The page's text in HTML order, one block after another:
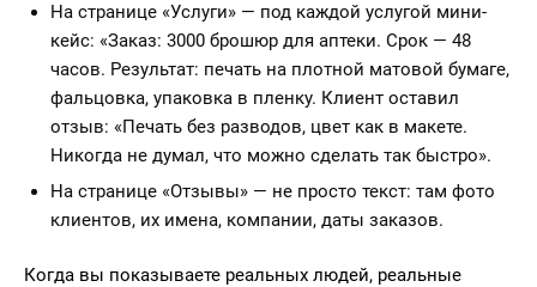
На странице «Услуги» — под каждой услугой мини-
кейс: «Заказ: 3000 брошюр для аптеки. Срок — 48
часов. Результат: печать на плотной матовой бумаге,
фальцовка, упаковка в пленку. Клиент оставил
отзыв: «Печать без разводов, цвет как в макете.
Никогда не думал, что можно сделать так быстро».
На странице «Отзывы» — не просто текст: там фото
клиентов, их имена, компании, даты заказов.
Когда вы показываете реальных людей, реальные